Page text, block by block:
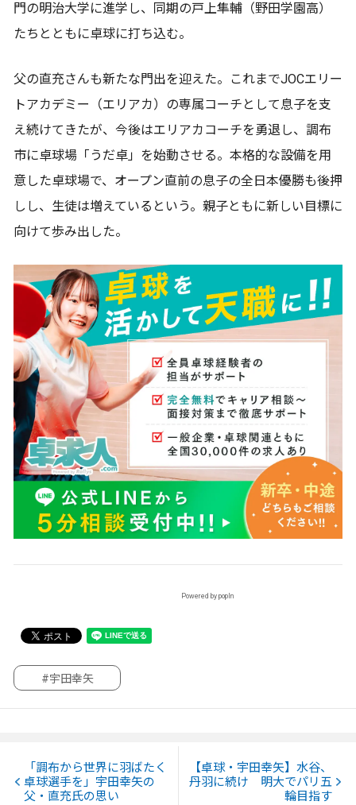
門の明治大学に進学し、同期の戸上隼輔（野田学園高）
たちとともに卓球に打ち込む。
父の直充さんも新たな門出を迎えた。これまでJOCエリー
トアカデミー（エリアカ）の専属コーチとして息子を支
え続けてきたが、今後はエリアカコーチを勇退し、調布
市に卓球場「うだ卓」を始動させる。本格的な設備を用
意した卓球場で、オープン直前の息子の全日本優勝も後押
しし、生徒は増えているという。親子ともに新しい目標に
向けて歩み出した。
Powered by popIn
#宇田幸矢
「調布から世界に羽ばたく
卓球選手を」宇田幸矢の
父・直充氏の思い
【卓球・宇田幸矢】水谷、
丹羽に続け 明大でパリ五
輪目指す